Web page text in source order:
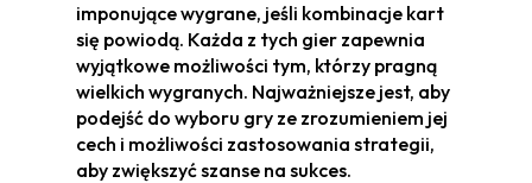
imponujące wygrane, jeśli kombinacje kart
się powiodą. Każda z tych gier zapewnia
wyjątkowe możliwości tym, którzy pragną
wielkich wygranych. Najważniejsze jest, aby
podejść do wyboru gry ze zrozumieniem jej
cech i możliwości zastosowania strategii,
aby zwiększyć szanse na sukces.